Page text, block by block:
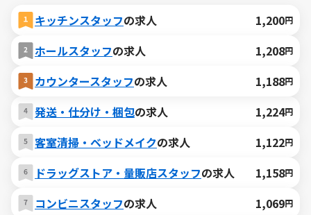
キッチンスタッフの求人 1,200円
ホールスタッフの求人 1,208円
カウンタースタッフの求人 1,188円
発送・仕分け・梱包の求人 1,224円
客室清掃・ベッドメイクの求人 1,122円
ドラッグストア・量販店スタッフの求人 1,158円
コンビニスタッフの求人 1,069円